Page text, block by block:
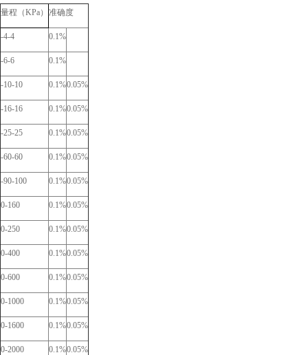
量程（KPa） 准确度
-4-4 0.1%
-6-6 0.1%
-10-10 0.1%0.05%
-16-16 0.1%0.05%
-25-25 0.1%0.05%
-60-60 0.1%0.05%
-90-100 0.1%0.05%
0-160 0.1%0.05%
0-250 0.1%0.05%
0-400 0.1%0.05%
0-600 0.1%0.05%
0-1000 0.1%0.05%
0-1600 0.1%0.05%
0-2000 0.1%0.05%